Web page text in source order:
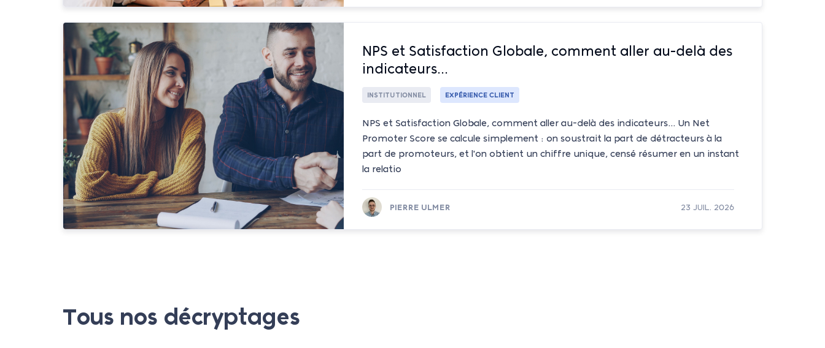
NPS et Satisfaction Globale, comment aller au-delà des
indicateurs...
INSTITUTIONNEL EXPÉRIENCE CLIENT
NPS et Satisfaction Globale, comment aller au-delà des indicateurs... Un Net
Promoter Score se calcule simplement : on soustrait la part de détracteurs à la
part de promoteurs, et l'on obtient un chiffre unique, censé résumer en un instant
la relatio
PIERRE ULMER 23 JUIL. 2026
Tous nos décryptages